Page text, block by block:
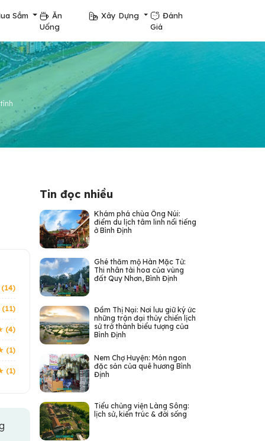
Sắm
Ăn
Uống
Xây Dựng
Đánh
Giá
(4)
(1)
(1)
Tin đọc nhiều
Khám phá chùa Ông Núi:
điểm du lịch tâm linh nổi tiếng
ở Bình Định
Ghé thăm mộ Hàn Mặc Tử:
Thi nhân tài hoa của vùng
đất Quy Nhơn, Bình Định
Đầm Thị Nại: Nơi lưu giữ ký ức
những trận đại thủy chiến lịch
sử trở thành biểu tượng của
Bình Định
Nem Chợ Huyện: Món ngon
đặc sản của quê hương Bình
Định
Tiểu chủng viện Làng Sông:
lịch sử, kiến trúc & đời sống